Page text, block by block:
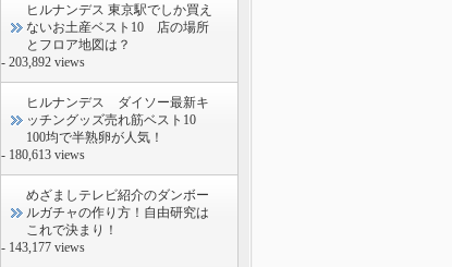
ヒルナンデス 東京駅でしか買え
ないお土産ベスト10 店の場所
とフロア地図は？
- 203,892 views
ヒルナンデス ダイソー最新キ
ッチングッズ売れ筋ベスト10
100均で半熟卵が人気！
- 180,613 views
めざましテレビ紹介のダンボー
ルガチャの作り方！自由研究は
これで決まり！
- 143,177 views